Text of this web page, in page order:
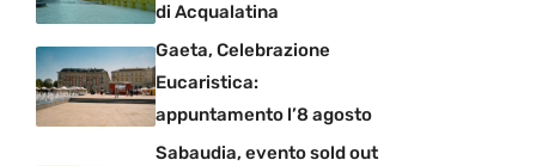
di Acqualatina
Gaeta, Celebrazione
Eucaristica:
appuntamento l’8 agosto
Sabaudia, evento sold out